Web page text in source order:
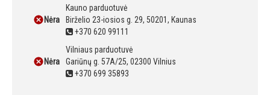
Nėra
Kauno parduotuvė
Birželio 23-iosios g. 29, 50201, Kaunas
+370 620 99111
Nėra
Vilniaus parduotuvė
Gariūnų g. 57A/25, 02300 Vilnius
+370 699 35893